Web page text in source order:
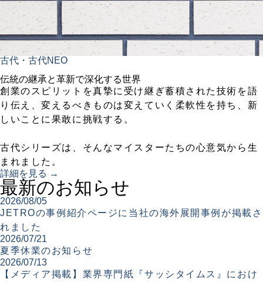
古代・古代NEO
伝統の継承と革新で深化する世界
創業のスピリットを真摯に受け継ぎ蓄積された技術を語
り伝え、変えるべきものは変えていく柔軟性を持ち、新
しいことに果敢に挑戦する。
古代シリーズは、そんなマイスターたちの心意気から生
まれました。
詳細を見る →
最新のお知らせ
2026/08/05
JETROの事例紹介ページに当社の海外展開事例が掲載さ
れました
2026/07/21
夏季休業のお知らせ
2026/07/13
【メディア掲載】業界専門紙『サッシタイムス』におけ